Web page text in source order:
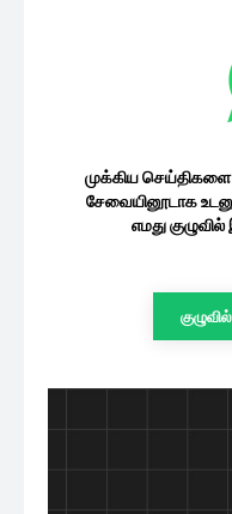
முக்கிய
சேவையினூடாக
எமது